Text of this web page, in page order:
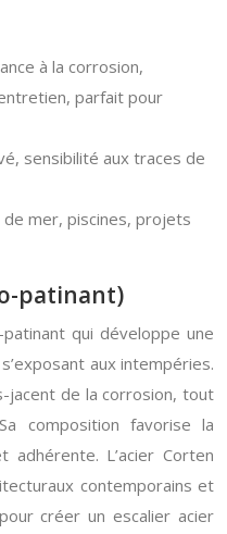
à la corrosion,
parfait pour
sensibilité aux traces de
mer, piscines, projets
patinant)
qui développe une
aux intempéries.
jacent de la corrosion, tout
composition favorise la
adhérente. L’acier Corten
contemporains et
créer un escalier acier